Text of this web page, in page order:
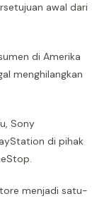
awal dari
di Amerika
menghilangkan
Sony
di pihak
menjadi satu-